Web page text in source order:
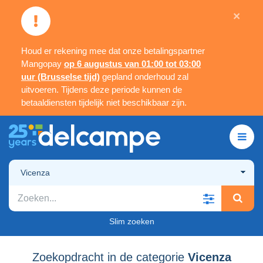
Houd er rekening mee dat onze betalingspartner
Mangopay op 6 augustus van 01:00 tot 03:00
uur (Brusselse tijd) gepland onderhoud zal
uitvoeren. Tijdens deze periode kunnen de
betaaldiensten tijdelijk niet beschikbaar zijn.
×
Vicenza
Slim zoeken
Zoekopdracht in de categorie Vicenza